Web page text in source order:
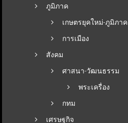
ภูมิภาค
เกษตรยุคใหม่-ภูมิภาค
การเมือง
สังคม
ศาสนา-วัฒนธรรม
พระเครื่อง
กทม
เศรษฐกิจ